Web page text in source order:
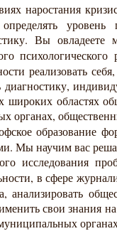
наростания
уровень
Вы овладеете
психологического
реализовать
областях
органах,
образование
Мы научим вас
исследования
в сфере
анализировать
свои знания